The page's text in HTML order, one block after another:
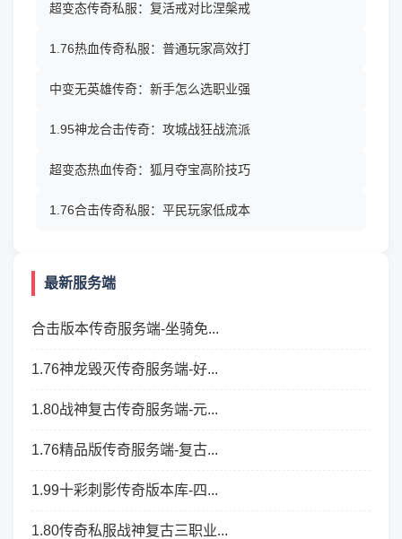
超变态传奇私服：复活戒对比涅槃戒
1.76热血传奇私服：普通玩家高效打
中变无英雄传奇：新手怎么选职业强
1.95神龙合击传奇：攻城战狂战流派
超变态热血传奇：狐月夺宝高阶技巧
1.76合击传奇私服：平民玩家低成本
最新服务端
合击版本传奇服务端-坐骑免...
1.76神龙毁灭传奇服务端-好...
1.80战神复古传奇服务端-元...
1.76精品版传奇服务端-复古...
1.99十彩刺影传奇版本库-四...
1.80传奇私服战神复古三职业...